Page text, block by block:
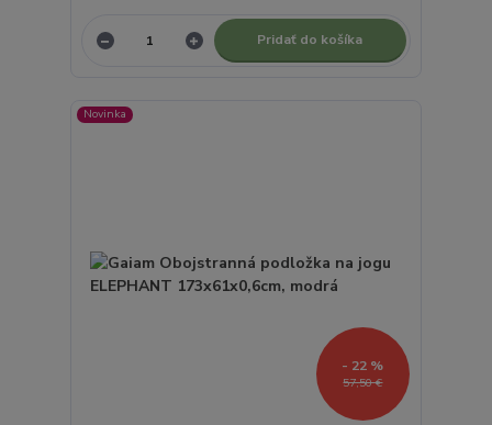
Pridať do košíka
Novinka
57,50 €
- 22 %